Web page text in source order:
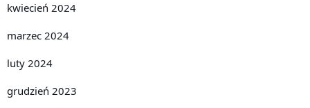
kwiecień 2024
marzec 2024
luty 2024
grudzień 2023